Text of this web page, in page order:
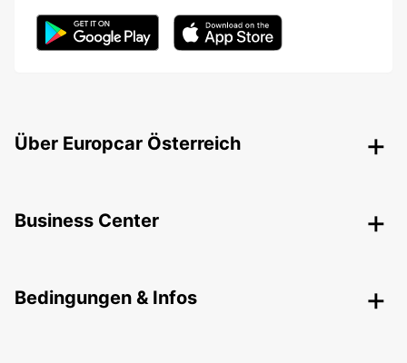
Über Europcar Österreich
Business Center
Bedingungen & Infos